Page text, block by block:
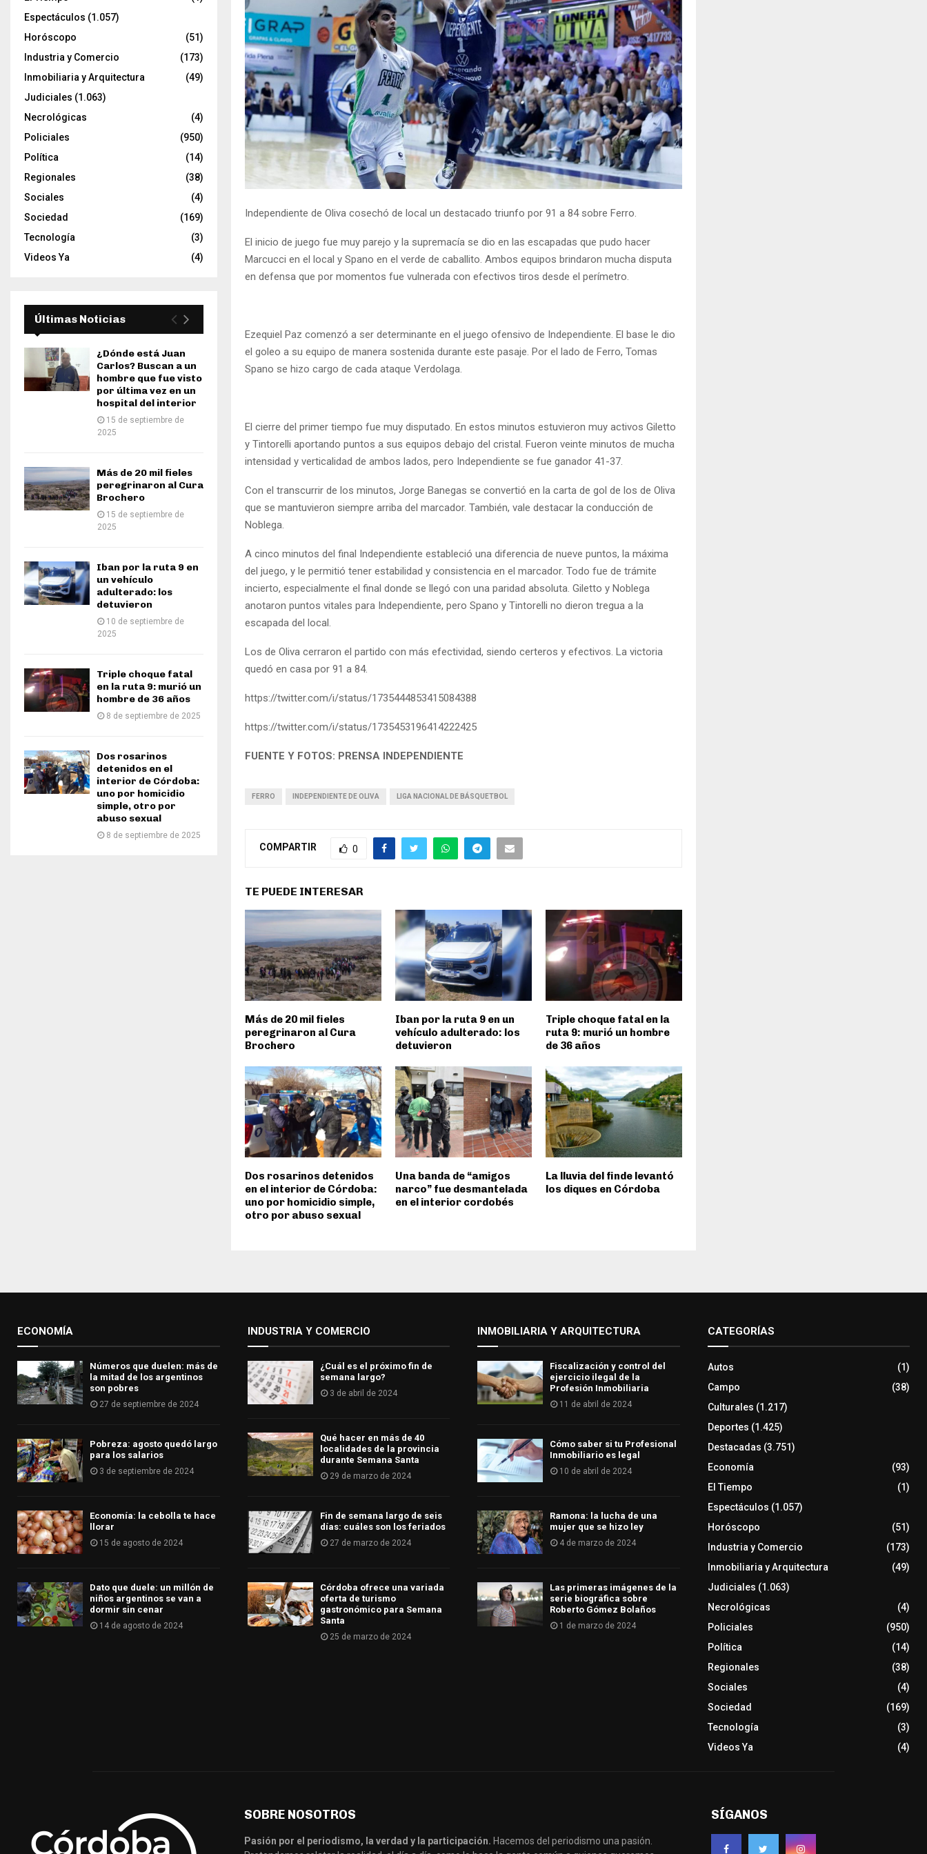
Independiente de Oliva cosechó de local un destacado triunfo por 91 a 84 sobre Ferro.
El inicio de juego fue muy parejo y la supremacía se dio en las escapadas que pudo hacer
Marcucci en el local y Spano en el verde de caballito. Ambos equipos brindaron mucha disputa
en defensa que por momentos fue vulnerada con efectivos tiros desde el perímetro.
Ezequiel Paz comenzó a ser determinante en el juego ofensivo de Independiente. El base le dio
el goleo a su equipo de manera sostenida durante este pasaje. Por el lado de Ferro, Tomas
Spano se hizo cargo de cada ataque Verdolaga.
El cierre del primer tiempo fue muy disputado. En estos minutos estuvieron muy activos Giletto
y Tintorelli aportando puntos a sus equipos debajo del cristal. Fueron veinte minutos de mucha
intensidad y verticalidad de ambos lados, pero Independiente se fue ganador 41-37.
Con el transcurrir de los minutos, Jorge Banegas se convertió en la carta de gol de los de Oliva
que se mantuvieron siempre arriba del marcador. También, vale destacar la conducción de
Noblega.
A cinco minutos del final Independiente estableció una diferencia de nueve puntos, la máxima
del juego, y le permitió tener estabilidad y consistencia en el marcador. Todo fue de trámite
incierto, especialmente el final donde se llegó con una paridad absoluta. Giletto y Noblega
anotaron puntos vitales para Independiente, pero Spano y Tintorelli no dieron tregua a la
escapada del local.
Los de Oliva cerraron el partido con más efectividad, siendo certeros y efectivos. La victoria
quedó en casa por 91 a 84.
https://twitter.com/i/status/1735444853415084388
https://twitter.com/i/status/1735453196414222425
FUENTE Y FOTOS: PRENSA INDEPENDIENTE
FERRO INDEPENDIENTE DE OLIVA LIGA NACIONAL DE BÁSQUETBOL
COMPARTIR 0
TE PUEDE INTERESAR
Más de 20 mil fieles
peregrinaron al Cura
Brochero
Iban por la ruta 9 en un
vehículo adulterado: los
detuvieron
Triple choque fatal en la
ruta 9: murió un hombre
de 36 años
Dos rosarinos detenidos
en el interior de Córdoba:
uno por homicidio simple,
otro por abuso sexual
Una banda de “amigos
narco” fue desmantelada
en el interior cordobés
La lluvia del finde levantó
los diques en Córdoba
Espectáculos (1.057)
Horóscopo
(51)
Industria y Comercio
(173)
Inmobiliaria y Arquitectura
(49)
Judiciales (1.063)
Necrológicas
(4)
Policiales
(950)
Política
(14)
Regionales
(38)
Sociales
(4)
Sociedad
(169)
Tecnología
(3)
Videos Ya
(4)
Últimas Noticias
¿Dónde está Juan
Carlos? Buscan a un
hombre que fue visto
por última vez en un
hospital del interior
15 de septiembre de
2025
Más de 20 mil fieles
peregrinaron al Cura
Brochero
15 de septiembre de
2025
Iban por la ruta 9 en
un vehículo
adulterado: los
detuvieron
10 de septiembre de
2025
Triple choque fatal
en la ruta 9: murió un
hombre de 36 años
8 de septiembre de 2025
Dos rosarinos
detenidos en el
interior de Córdoba:
uno por homicidio
simple, otro por
abuso sexual
8 de septiembre de 2025
ECONOMÍA
Números que duelen: más de
la mitad de los argentinos
son pobres
27 de septiembre de 2024
Pobreza: agosto quedó largo
para los salarios
3 de septiembre de 2024
Economía: la cebolla te hace
llorar
15 de agosto de 2024
Dato que duele: un millón de
niños argentinos se van a
dormir sin cenar
14 de agosto de 2024
INDUSTRIA Y COMERCIO
¿Cuál es el próximo fin de
semana largo?
3 de abril de 2024
Qué hacer en más de 40
localidades de la provincia
durante Semana Santa
29 de marzo de 2024
Fin de semana largo de seis
días: cuáles son los feriados
27 de marzo de 2024
Córdoba ofrece una variada
oferta de turismo
gastronómico para Semana
Santa
25 de marzo de 2024
INMOBILIARIA Y ARQUITECTURA
Fiscalización y control del
ejercicio ilegal de la
Profesión Inmobiliaria
11 de abril de 2024
Cómo saber si tu Profesional
Inmobiliario es legal
10 de abril de 2024
Ramona: la lucha de una
mujer que se hizo ley
4 de marzo de 2024
Las primeras imágenes de la
serie biográfica sobre
Roberto Gómez Bolaños
1 de marzo de 2024
CATEGORÍAS
Autos
(1)
Campo
(38)
Culturales (1.217)
Deportes (1.425)
Destacadas (3.751)
Economía
(93)
El Tiempo
(1)
Espectáculos (1.057)
Horóscopo
(51)
Industria y Comercio
(173)
Inmobiliaria y Arquitectura
(49)
Judiciales (1.063)
Necrológicas
(4)
Policiales
(950)
Política
(14)
Regionales
(38)
Sociales
(4)
Sociedad
(169)
Tecnología
(3)
Videos Ya
(4)
SOBRE NOSOTROS
Pasión por el periodismo, la verdad y la participación. Hacemos del periodismo una pasión.
SÍGANOS